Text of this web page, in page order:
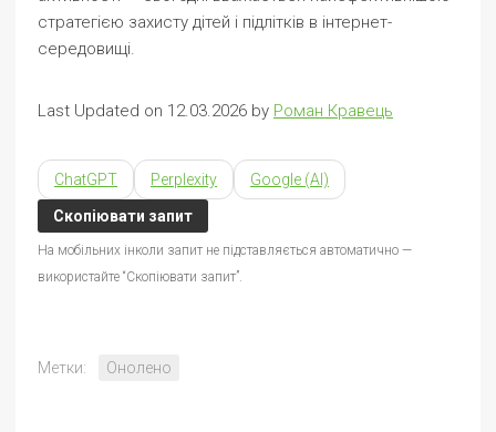
стратегією захисту дітей і підлітків в інтернет-
середовищі.
Last Updated on 12.03.2026 by Роман Кравець
ChatGPT Perplexity Google (AI)
Скопіювати запит
На мобільних інколи запит не підставляється автоматично —
використайте “Скопіювати запит”.
Метки: Онолено